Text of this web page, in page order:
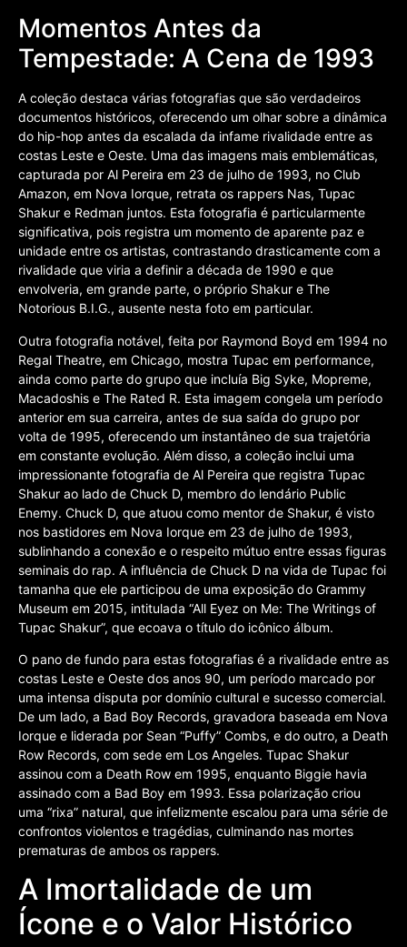
Momentos Antes da
Tempestade: A Cena de 1993
A coleção destaca várias fotografias que são verdadeiros
documentos históricos, oferecendo um olhar sobre a dinâmica
do hip-hop antes da escalada da infame rivalidade entre as
costas Leste e Oeste. Uma das imagens mais emblemáticas,
capturada por Al Pereira em 23 de julho de 1993, no Club
Amazon, em Nova Iorque, retrata os rappers Nas, Tupac
Shakur e Redman juntos. Esta fotografia é particularmente
significativa, pois registra um momento de aparente paz e
unidade entre os artistas, contrastando drasticamente com a
rivalidade que viria a definir a década de 1990 e que
envolveria, em grande parte, o próprio Shakur e The
Notorious B.I.G., ausente nesta foto em particular.
Outra fotografia notável, feita por Raymond Boyd em 1994 no
Regal Theatre, em Chicago, mostra Tupac em performance,
ainda como parte do grupo que incluía Big Syke, Mopreme,
Macadoshis e The Rated R. Esta imagem congela um período
anterior em sua carreira, antes de sua saída do grupo por
volta de 1995, oferecendo um instantâneo de sua trajetória
em constante evolução. Além disso, a coleção inclui uma
impressionante fotografia de Al Pereira que registra Tupac
Shakur ao lado de Chuck D, membro do lendário Public
Enemy. Chuck D, que atuou como mentor de Shakur, é visto
nos bastidores em Nova Iorque em 23 de julho de 1993,
sublinhando a conexão e o respeito mútuo entre essas figuras
seminais do rap. A influência de Chuck D na vida de Tupac foi
tamanha que ele participou de uma exposição do Grammy
Museum em 2015, intitulada “All Eyez on Me: The Writings of
Tupac Shakur”, que ecoava o título do icônico álbum.
O pano de fundo para estas fotografias é a rivalidade entre as
costas Leste e Oeste dos anos 90, um período marcado por
uma intensa disputa por domínio cultural e sucesso comercial.
De um lado, a Bad Boy Records, gravadora baseada em Nova
Iorque e liderada por Sean “Puffy” Combs, e do outro, a Death
Row Records, com sede em Los Angeles. Tupac Shakur
assinou com a Death Row em 1995, enquanto Biggie havia
assinado com a Bad Boy em 1993. Essa polarização criou
uma “rixa” natural, que infelizmente escalou para uma série de
confrontos violentos e tragédias, culminando nas mortes
prematuras de ambos os rappers.
A Imortalidade de um
Ícone e o Valor Histórico